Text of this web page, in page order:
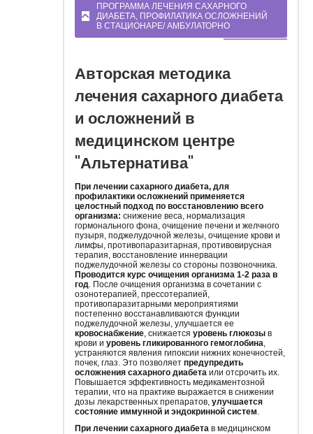
ПРОГРАММА ЛЕЧЕНИЯ САХАРНОГО
ДИАБЕТА, ПРОФИЛАТИКА ОСЛОЖНЕНИЙ
В СТАЦИОНАРЕ/ АМБУЛАТОРНО
Авторская методика
лечения сахарного диабета
и осложнений в
медицинском центре
"Альтернатива"
При лечении сахарного диабета, для
профилактики осложнений применяется
целостный подход по восстановлению всего
организма: снижение веса, нормализация
гормонального фона, очищение печени и желчного
пузыря, поджелудочной железы, очищение крови и
лимфы, противопаразитарная, противовирусная
терапия, восстановление иннервации
поджелудочной железы со стороны позвоночника.
Проводится курс очищения организма 1-2 раза в
год . После очищения организма в сочетании с
озонотерапией, прессотерапией,
противопаразитарными мероприятиями
постепенно восстанавливаются функции
поджелудочной железы, улучшается ее
кровоснабжение , снижается уровень глюкозы в
крови и уровень гликированного гемоглобина
устраняются явления гипоксии нижних конечностей,
почек, глаз. Это позволяет предупредить
осложнения сахарного диабета или отсрочить их.
Повышается эффективность медикаментозной
терапии, что на практике выражается в снижении
дозы лекарственных препаратов, улучшается
состояние иммунной и эндокринной систем
При лечении сахарного диабета в медицинском